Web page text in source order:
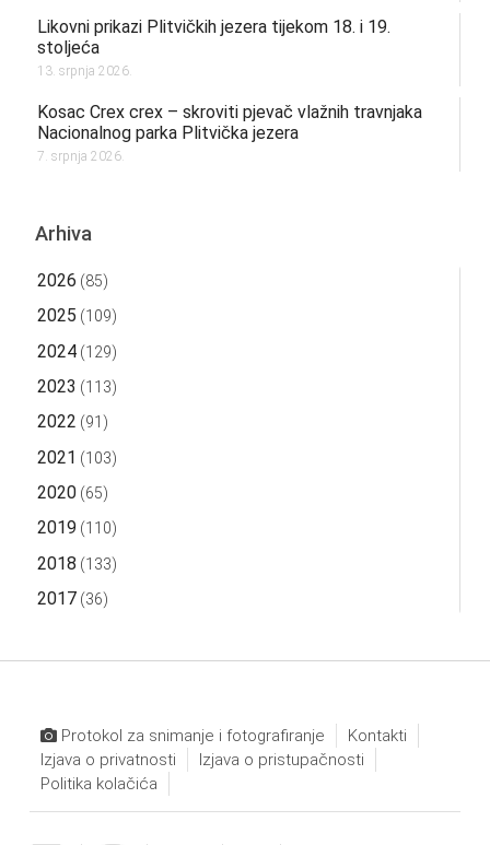
Likovni prikazi Plitvičkih jezera tijekom 18. i 19.
stoljeća
13. srpnja 2026.
Kosac Crex crex – skroviti pjevač vlažnih travnjaka
Nacionalnog parka Plitvička jezera
7. srpnja 2026.
Arhiva
2026 (85)
2025 (109)
2024(129)
2023 (113)
2022 (91)
2021 (103)
2020(65)
2019 (110)
2018 (133)
2017(36)
Protokol za snimanje i fotografiranje
Kontakti
Izjava o privatnosti
Izjava o pristupačnosti
Politika kolačića